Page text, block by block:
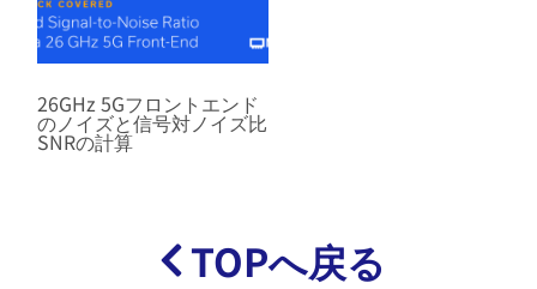
26GHz 5Gフロントエンド
のノイズと信号対ノイズ比
SNRの計算
TOPへ戻る